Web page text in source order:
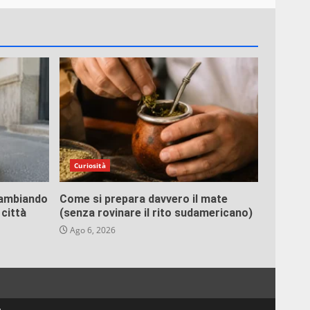
città
Curiosità
Come si prepara davvero il mate
(senza rovinare il rito sudamericano)
Ago 6, 2026